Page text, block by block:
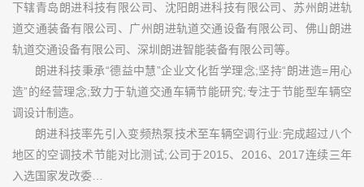
下辖青岛朗进科技有限公司、沈阳朗进科技有限公司、苏州朗进轨
道交通装备有限公司、广州朗进轨道交通设备有限公司、佛山朗进
轨道交通设备有限公司、深圳朗进智能装备有限公司等。
朗进科技秉承“德益中慧”企业文化哲学理念;坚持“朗进造=用心
造”的经营理念;致力于轨道交通车辆节能研究;专注于节能型车辆空
调设计制造。
朗进科技率先引入变频热泵技术至车辆空调行业:完成超过八个
地区的空调技术节能对比测试;公司于2015、2016、2017连续三年
入选国家发改委…